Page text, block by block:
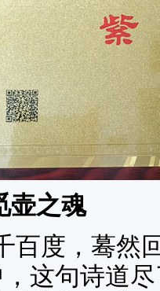
之魂
度，蓦然回
这句诗道